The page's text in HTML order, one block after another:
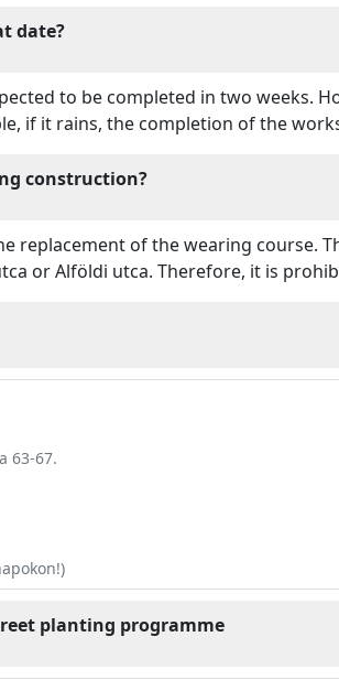
date?
to be completed in two weeks.
if it rains, the completion of the
construction?
replacement of the wearing course.
or Alföldi utca. Therefore, it is
63-67.
planting programme